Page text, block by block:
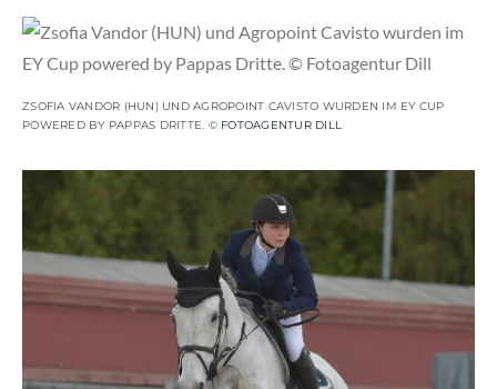
ZSOFIA VANDOR (HUN) UND AGROPOINT CAVISTO WURDEN IM EY CUP
POWERED BY PAPPAS DRITTE. © FOTOAGENTUR DILL